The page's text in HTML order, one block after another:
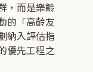
，而是樂齡
的「高齡友
納入評估指
優先工程之